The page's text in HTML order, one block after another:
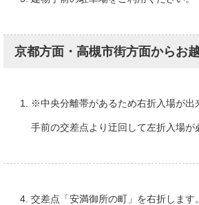
京都方面・高槻市街方面からお
※中央分離帯があるため右折入場が出
手前の交差点より迂回して左折入場が
交差点「安満御所の町」を右折します。